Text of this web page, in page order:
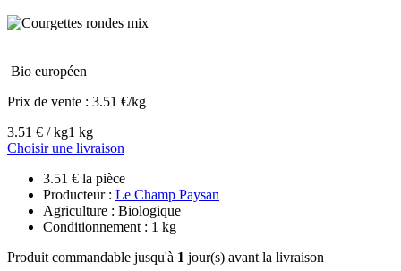
Bio européen
Prix de vente : 3.51 €/kg
3.51 € / kg1 kg
Choisir une livraison
3.51 € la pièce
Producteur : Le Champ Paysan
Agriculture : Biologique
Conditionnement : 1 kg
Produit commandable jusqu'à 1 jour(s) avant la livraison